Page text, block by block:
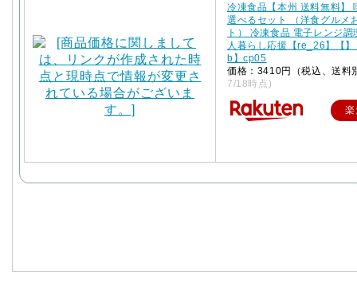
冷凍食品【本州 送料無料】
選べるセット （洋食グルメ
ト） 冷凍食品 電子レンジ調
人暮らし応援【re_26】【
b】cp05
価格：3410円（税込、送料
7/18時点)